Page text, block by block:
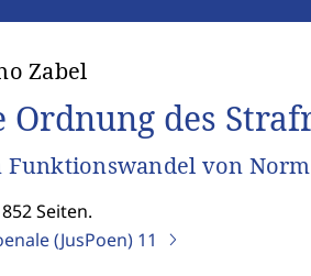
Zabel
Ordnung des
Funktionswandel von
Seiten.
(JusPoen) 11